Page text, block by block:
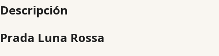
Descripción
Prada Luna Rossa